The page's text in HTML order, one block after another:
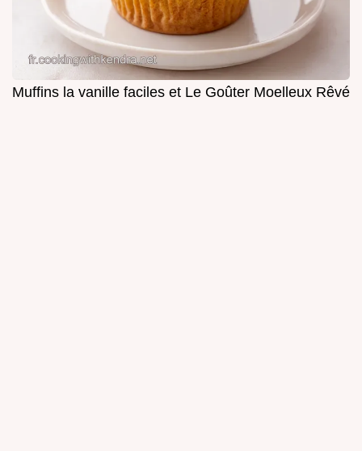
Muffins la vanille faciles et Le Goûter Moelleux Rêvé